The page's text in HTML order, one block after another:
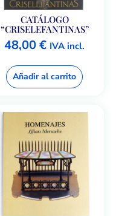
CATÁLOGO
“CRISELEFANTINAS”
48,00€ IVA incl.
Añadir al carrito